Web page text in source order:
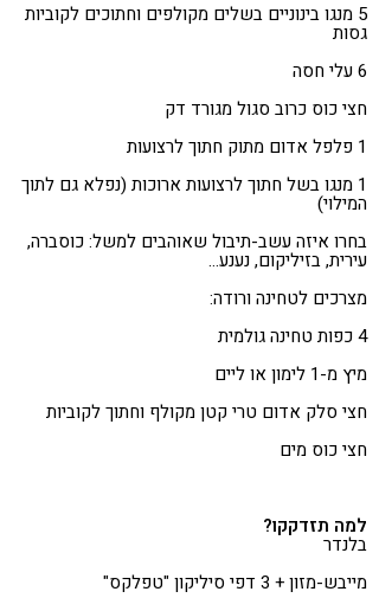
5 מנגו בינוניים בשלים מקולפים וחתוכים לקוביות
גסות
6 עלי חסה
חצי כוס כרוב סגול מגורד דק
1 פלפל אדום מתוק חתוך לרצועות
1 מנגו בשל חתוך לרצועות ארוכות (נפלא גם לתוך
המילוי)
בחרו איזה עשב-תיבול שאוהבים למשל: כוסברה,
עירית, בזיליקום, נענע…
מצרכים לטחינה ורודה:
4 כפות טחינה גולמית
מיץ מ-1 לימון או ליים
חצי סלק אדום טרי קטן מקולף וחתוך לקוביות
חצי כוס מים
למה תזדקקו?
בלנדר
מייבש-מזון + 3 דפי סיליקון "טפלקס"